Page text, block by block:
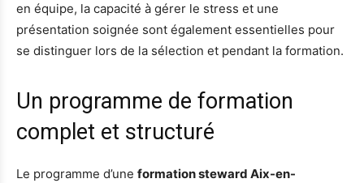
en équipe, la capacité à gérer le stress et une
présentation soignée sont également essentielles pour
se distinguer lors de la sélection et pendant la formation.
Un programme de formation
complet et structuré
Le programme d’une formation steward Aix-en-